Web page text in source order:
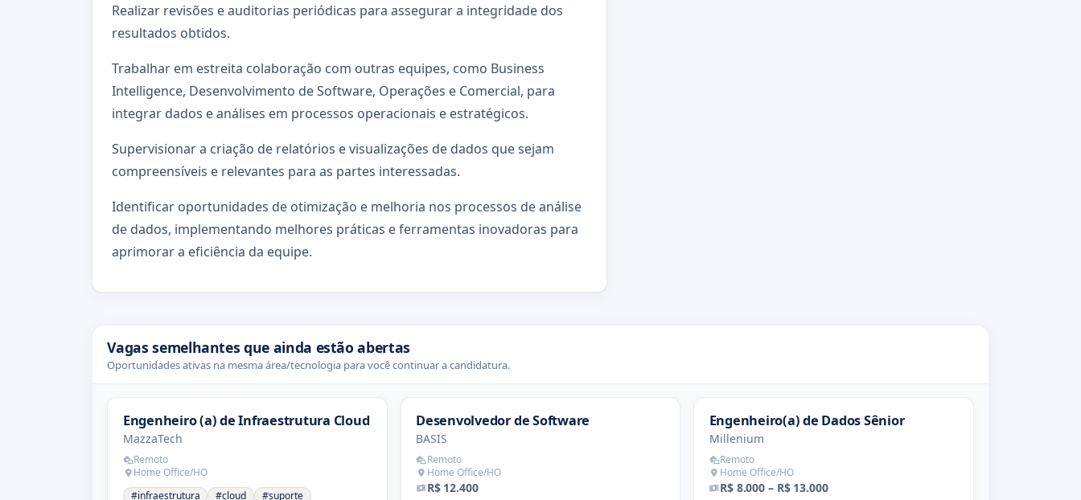
Realizar revisões e auditorias periódicas para assegurar a integridade dos
resultados obtidos.
Trabalhar em estreita colaboração com outras equipes, como Business
Intelligence, Desenvolvimento de Software, Operações e Comercial, para
integrar dados e análises em processos operacionais e estratégicos.
Supervisionar a criação de relatórios e visualizações de dados que sejam
compreensíveis e relevantes para as partes interessadas.
Identificar oportunidades de otimização e melhoria nos processos de análise
de dados, implementando melhores práticas e ferramentas inovadoras para
aprimorar a eficiência da equipe.
Vagas semelhantes que ainda estão abertas
Oportunidades ativas na mesma área/tecnologia para você continuar a candidatura.
Engenheiro (a) de Infraestrutura Cloud
MazzaTech
Remoto
Home Office/HO
#infraestrutura
#cloud #suporte
Desenvolvedor de Software
BASIS
Remoto
Home Office/HO
R$ 12.400
Engenheiro(a) de Dados Sênior
Millenium
Remoto
Home Office/HO
R$ 8.000 – R$ 13.000